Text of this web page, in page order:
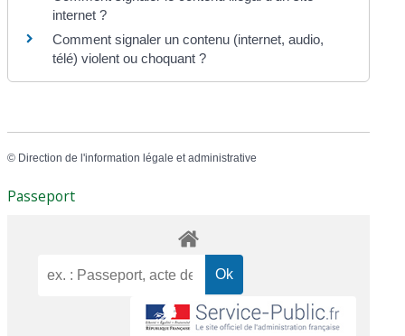
internet ?
Comment signaler un contenu (internet, audio,
télé) violent ou choquant ?
© Direction de l'information légale et administrative
Passeport